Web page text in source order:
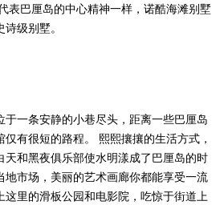
表巴厘岛的中心精神一样，诺酷海滩别墅
级别墅。
于一条安静的小巷尽头，距离一些巴厘岛
有很短的路程。 熙熙攘攘的生活方式，
天和黑夜俱乐部使水明漾成了巴厘岛的时
地市场，美丽的艺术画廊你都能享受一流
这里的滑板公园和电影院，吃惊于街道上